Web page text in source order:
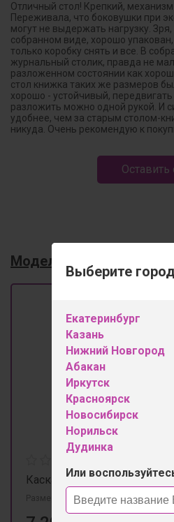
Выберите
Екатеринбург
Казань
Нижний Новгород
Абакан
Иркутск
Красноярск
Новосибирск
Норильск
Дудинка
Или
Отличный стол! Крепкий,
Переживала, что боковушки при
могут не выдержать нагрузку.
собранном виде, хорошо
только коробку снять и все. В
журнальный столик, правда не
разложенном состоянии как
стол книжка таких же размеров
хорошо - устойчивый,
разложить можно одной рукой. И
удобнее, чем за старым столом-
никуда. Очень рекомендую к
Оставить
Модельный ряд
Каскад-4 стол-трансформер
Размеры 900мм×500мм×510мм